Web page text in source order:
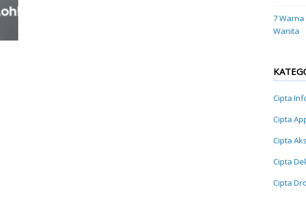
7
Wanita
Cipta
Cipta
Cipta
Cipta
Cipta